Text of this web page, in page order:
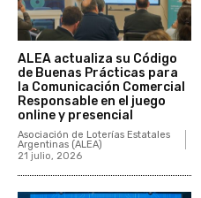
ALEA actualiza su Código
de Buenas Prácticas para
la Comunicación Comercial
Responsable en el juego
online y presencial
Asociación de Loterías Estatales
Argentinas (ALEA)
21 julio, 2026